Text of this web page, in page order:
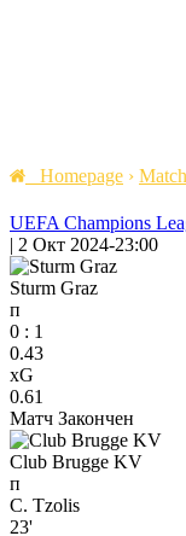
Homepage ›
UEFA Champions
| 2 Окт 2024-23:00
Sturm Graz
п
0 : 1
0.43
xG
0.61
Матч Закончен
Club Brugge KV
п
C. Tzolis
23'